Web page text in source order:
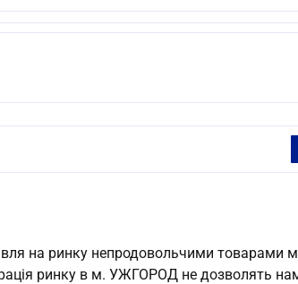
на ринку непродовольчими товарами
ринку в м. УЖГОРОД не дозволять